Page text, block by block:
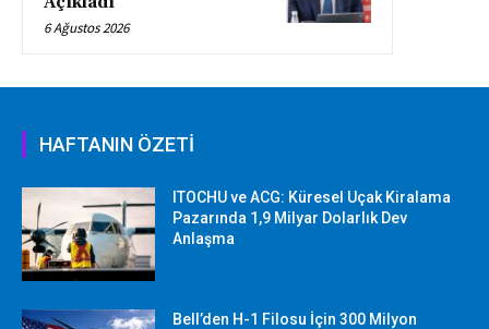
6 Ağustos 2026
HAFTANIN ÖZETİ
ITOCHU ve ACG: Küresel Uçak Kiralama
Pazarında 1,9 Milyar Dolarlık Dev
Anlaşma
Bell’den H-1 Filosu İçin 300 Milyon